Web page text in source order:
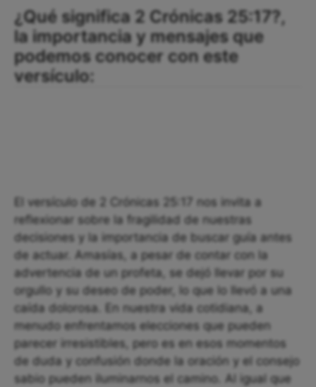
¿Qué significa 2 Crónicas 25:17?,
la importancia y mensajes que
podemos conocer con este
versículo:
El versículo de 2 Crónicas 25:17 nos invita a
reflexionar sobre la fragilidad de nuestras
decisiones y la importancia de buscar guía antes
de actuar. Amasías, a pesar de contar con la
advertencia de un profeta, se dejó llevar por su
orgullo y su deseo de poder, lo que lo llevó a una
caída dolorosa. En nuestra vida cotidiana, a
menudo enfrentamos elecciones que pueden
parecer irresistibles, pero es en esos momentos
de duda y confusión donde la oración y el consejo
sabio pueden iluminarnos el camino. Al igual que